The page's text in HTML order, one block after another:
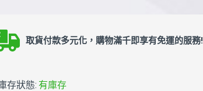
取貨付款多元化，購物滿千即享有免運的服務!
存狀態: 有庫存